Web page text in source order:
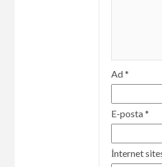
Ad*
E-posta*
İnternet